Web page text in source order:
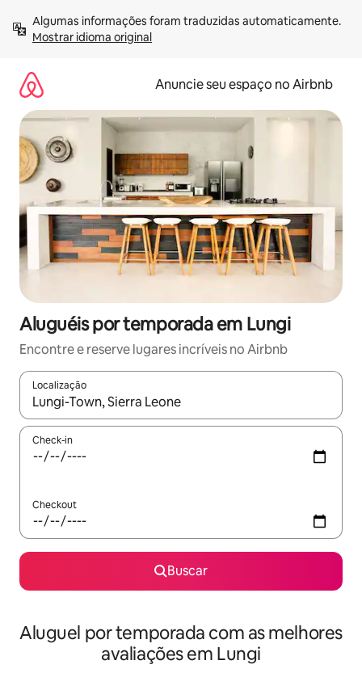
para
Mostrar idioma original
Anuncie seu espaço no Airbnb
Aluguéis por temporada em Lungi
Encontre e reserve lugares incríveis no Airbnb
Localização
Quando os resultados estiverem disponíveis, explore-os
Check-in
Checkout
Buscar
Aluguel por temporada com as melhores
avaliações em Lungi